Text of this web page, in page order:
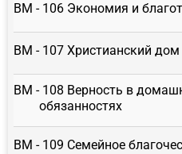
ВМ - 106 Экономия и
ВМ - 107 Христианский дом
ВМ - 108 Верность в
обязанностях
ВМ - 109 Семейное